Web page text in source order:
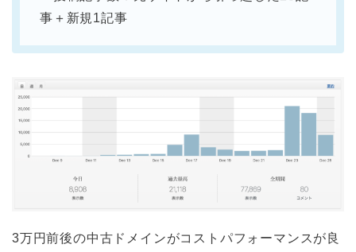
事＋新規1記事
3万円前後の中古ドメインがコストパフォーマンスが良